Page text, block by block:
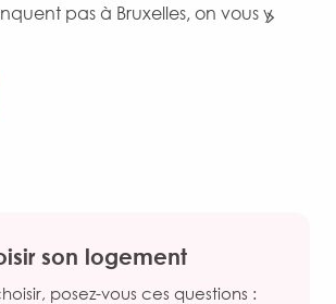
pas à Bruxelles, on vous y
son logement
posez-vous ces questions :